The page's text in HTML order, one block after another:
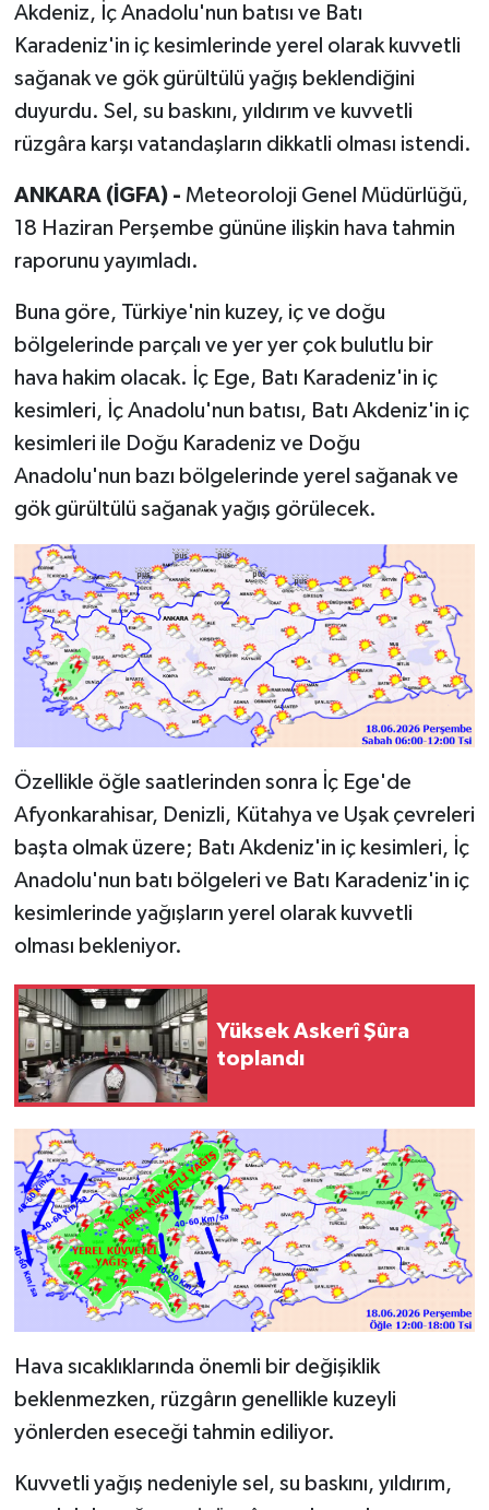
Akdeniz, İç Anadolu'nun batısı ve Batı
Karadeniz'in iç kesimlerinde yerel olarak kuvvetli
sağanak ve gök gürültülü yağış beklendiğini
duyurdu. Sel, su baskını, yıldırım ve kuvvetli
rüzgâra karşı vatandaşların dikkatli olması istendi.
ANKARA (İGFA) - Meteoroloji Genel Müdürlüğü,
18 Haziran Perşembe gününe ilişkin hava tahmin
raporunu yayımladı.
Buna göre, Türkiye'nin kuzey, iç ve doğu
bölgelerinde parçalı ve yer yer çok bulutlu bir
hava hakim olacak. İç Ege, Batı Karadeniz'in iç
kesimleri, İç Anadolu'nun batısı, Batı Akdeniz'in iç
kesimleri ile Doğu Karadeniz ve Doğu
Anadolu'nun bazı bölgelerinde yerel sağanak ve
gök gürültülü sağanak yağış görülecek.
Özellikle öğle saatlerinden sonra İç Ege'de
Afyonkarahisar, Denizli, Kütahya ve Uşak çevreleri
başta olmak üzere; Batı Akdeniz'in iç kesimleri, İç
Anadolu'nun batı bölgeleri ve Batı Karadeniz'in iç
kesimlerinde yağışların yerel olarak kuvvetli
olması bekleniyor.
Yüksek Askerî Şûra
toplandı
Hava sıcaklıklarında önemli bir değişiklik
beklenmezken, rüzgârın genellikle kuzeyli
yönlerden eseceği tahmin ediliyor.
Kuvvetli yağış nedeniyle sel, su baskını, yıldırım,